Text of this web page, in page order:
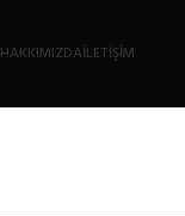
HAKKIMIZDAİLETIŞIM